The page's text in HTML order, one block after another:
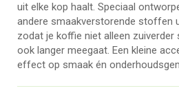
uit elke kop haalt. Speciaal
andere smaakverstorende stoffen
zodat je koffie niet alleen
ook langer meegaat. Een kleine
effect op smaak én